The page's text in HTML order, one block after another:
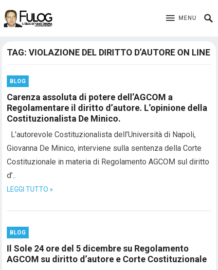
MENU
TAG:VIOLAZIONE DEL DIRITTO D’AUTORE ON LINE
BLOG
Carenza assoluta di potere dell’AGCOM a
Regolamentare il diritto d’autore. L’opinione della
Costituzionalista De Minico.
L’autorevole Costituzionalista dell’Università di Napoli,
Giovanna De Minico, interviene sulla sentenza della Corte
Costituzionale in materia di Regolamento AGCOM sul diritto
d’..
LEGGI TUTTO »
BLOG
Il Sole 24 ore del 5 dicembre su Regolamento
AGCOM su diritto d’autore e Corte Costituzionale